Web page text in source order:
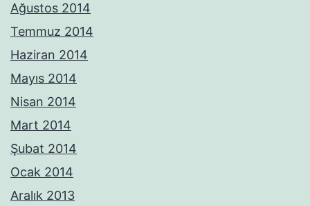
Ağustos 2014
Temmuz 2014
Haziran 2014
Mayıs 2014
Nisan 2014
Mart 2014
Şubat 2014
Ocak 2014
Aralık 2013